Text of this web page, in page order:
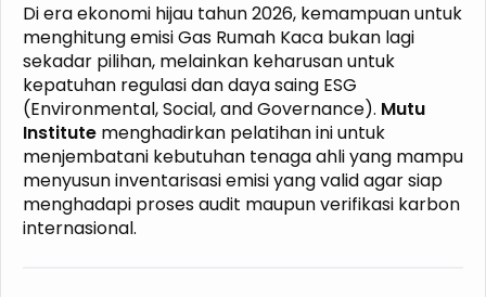
Di era ekonomi hijau tahun 2026, kemampuan untuk
menghitung emisi Gas Rumah Kaca bukan lagi
sekadar pilihan, melainkan keharusan untuk
kepatuhan regulasi dan daya saing ESG
(Environmental, Social, and Governance). Mutu
Institute menghadirkan pelatihan ini untuk
menjembatani kebutuhan tenaga ahli yang mampu
menyusun inventarisasi emisi yang valid agar siap
menghadapi proses audit maupun verifikasi karbon
internasional.